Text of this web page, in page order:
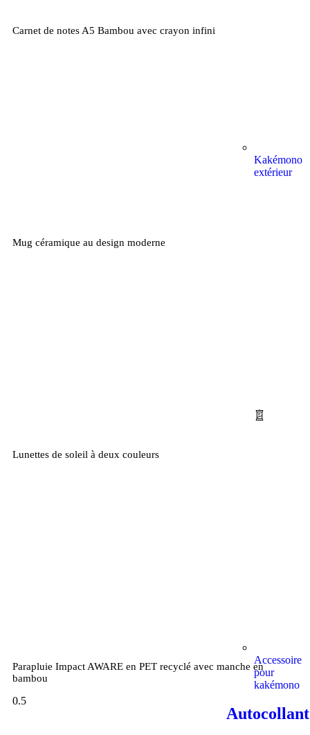
Kakémono
extérieur
Accessoire
pour
kakémono
Autocollant
Carnet de notes A5 Bambou avec crayon infini
Mug céramique au design moderne
Lunettes de soleil à deux couleurs
Parapluie Impact AWARE en PET recyclé avec manche en
bambou